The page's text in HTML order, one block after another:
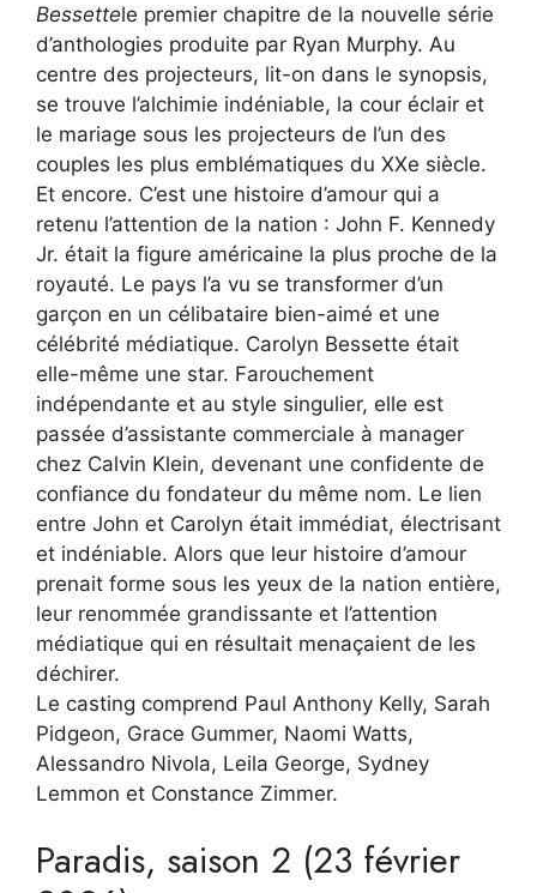
Bessettele premier chapitre de la nouvelle série
d’anthologies produite par Ryan Murphy. Au
centre des projecteurs, lit-on dans le synopsis,
se trouve l’alchimie indéniable, la cour éclair et
le mariage sous les projecteurs de l’un des
couples les plus emblématiques du XXe siècle.
Et encore. C’est une histoire d’amour qui a
retenu l’attention de la nation : John F. Kennedy
Jr. était la figure américaine la plus proche de la
royauté. Le pays l’a vu se transformer d’un
garçon en un célibataire bien-aimé et une
célébrité médiatique. Carolyn Bessette était
elle-même une star. Farouchement
indépendante et au style singulier, elle est
passée d’assistante commerciale à manager
chez Calvin Klein, devenant une confidente de
confiance du fondateur du même nom. Le lien
entre John et Carolyn était immédiat, électrisant
et indéniable. Alors que leur histoire d’amour
prenait forme sous les yeux de la nation entière,
leur renommée grandissante et l’attention
médiatique qui en résultait menaçaient de les
déchirer.
Le casting comprend Paul Anthony Kelly, Sarah
Pidgeon, Grace Gummer, Naomi Watts,
Alessandro Nivola, Leila George, Sydney
Lemmon et Constance Zimmer.
Paradis, saison 2 (23 février